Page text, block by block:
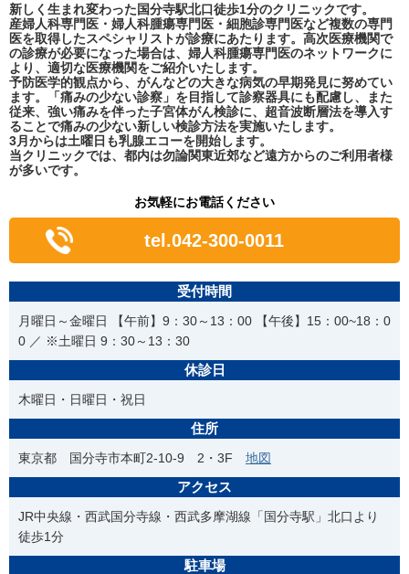
新しく生まれ変わった国分寺駅北口徒歩1分のクリニックです。
産婦人科専門医・婦人科腫瘍専門医・細胞診専門医など複数の専門
医を取得したスペシャリストが診療にあたります。高次医療機関で
の診療が必要になった場合は、婦人科腫瘍専門医のネットワークに
より、適切な医療機関をご紹介いたします。
予防医学的観点から、がんなどの大きな病気の早期発見に努めてい
ます。「痛みの少ない診察」を目指して診察器具にも配慮し、また
従来、強い痛みを伴った子宮体がん検診に、超音波断層法を導入す
ることで痛みの少ない新しい検診方法を実施いたします。
3月からは土曜日も乳腺エコーを開始します。
当クリニックでは、都内は勿論関東近郊など遠方からのご利用者様
が多いです。
お気軽にお電話ください
tel.042-300-0011
受付時間
月曜日～金曜日 【午前】9：30～13：00 【午後】15：00~18：0
0 ／ ※土曜日 9：30～13：30
休診日
木曜日・日曜日・祝日
住所
東京都 国分寺市本町2-10-9 2・3F 地図
アクセス
JR中央線・西武国分寺線・西武多摩湖線「国分寺駅」北口より
徒歩1分
駐車場